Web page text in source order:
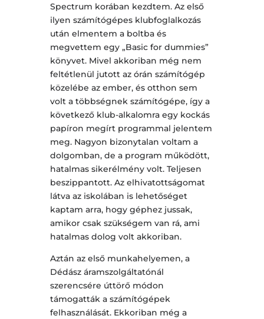
Spectrum korában kezdtem. Az első
ilyen számítógépes klubfoglalkozás
után elmentem a boltba és
megvettem egy „Basic for dummies”
könyvet. Mivel akkoriban még nem
feltétlenül jutott az órán számítógép
közelébe az ember, és otthon sem
volt a többségnek számítógépe, így a
következő klub-alkalomra egy kockás
papíron megírt programmal jelentem
meg. Nagyon bizonytalan voltam a
dolgomban, de a program működött,
hatalmas sikerélmény volt. Teljesen
beszippantott. Az elhivatottságomat
látva az iskolában is lehetőséget
kaptam arra, hogy géphez jussak,
amikor csak szükségem van rá, ami
hatalmas dolog volt akkoriban.
Aztán az első munkahelyemen, a
Dédász áramszolgáltatónál
szerencsére úttörő módon
támogatták a számítógépek
felhasználását. Ekkoriban még a